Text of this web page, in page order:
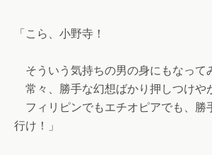
「こら、小野寺！
そういう気持ちの男の身にもなって
常々、勝手な幻想ばかり押しつけや
フィリピンでもエチオピアでも、勝
行け！」